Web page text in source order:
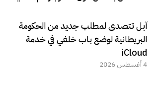
آبل تتصدى لمطلب جديد من الحكومة
البريطانية لوضع باب خلفي في خدمة
iCloud
4 أغسطس 2026